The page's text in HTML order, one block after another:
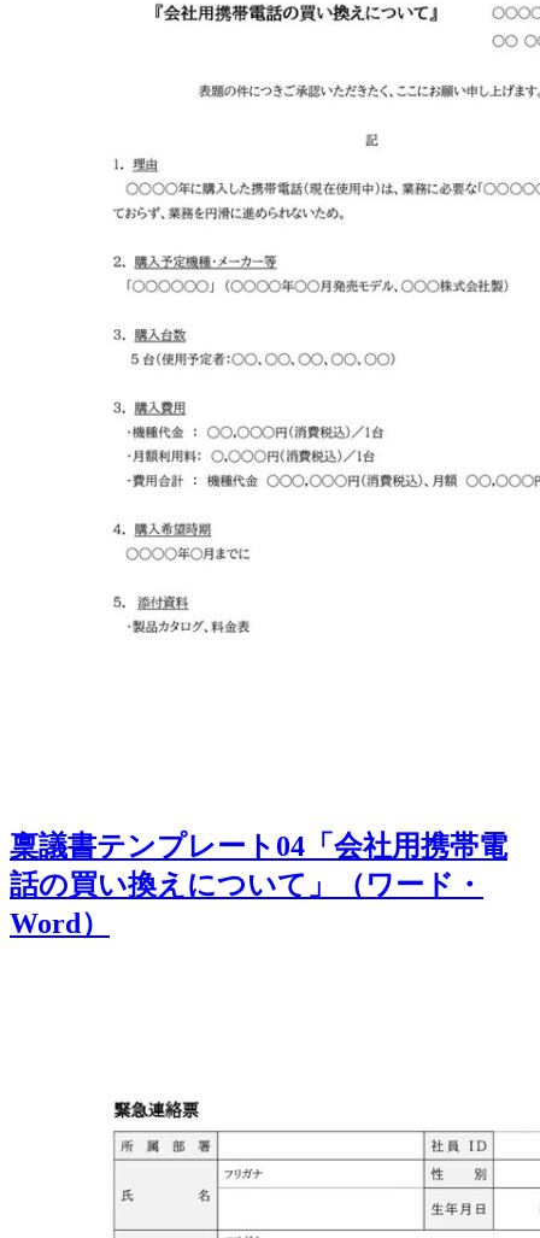
稟議書テンプレート04「会社用携帯電
話の買い換えについて」（ワード・
Word）